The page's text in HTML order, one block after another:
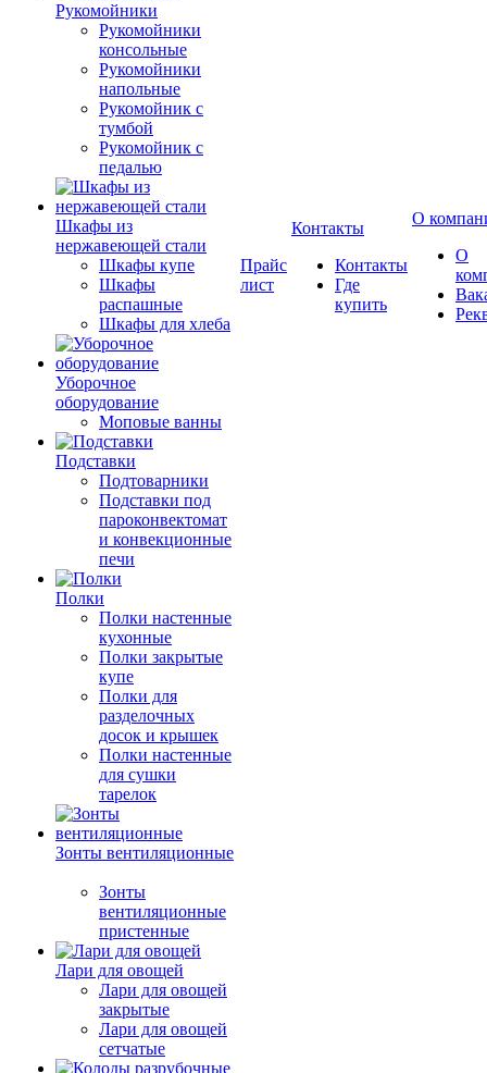
Рукомойники
Рукомойники
консольные
Рукомойники
напольные
Рукомойник с
тумбой
Рукомойник с
педалью
Шкафы из
нержавеющей стали
Шкафы купе
Шкафы
распашные
Шкафы для хлеба
Уборочное
оборудование
Моповые ванны
Подставки
Подтоварники
Подставки под
пароконвектомат
и конвекционные
печи
Полки
Полки настенные
кухонные
Полки закрытые
купе
Полки для
разделочных
досок и крышек
Полки настенные
для сушки
тарелок
Зонты вентиляционные
Зонты
вентиляционные
пристенные
Лари для овощей
Лари для овощей
закрытые
Лари для овощей
сетчатые
Прайс
лист
Контакты
Контакты
Где
купить
О
О